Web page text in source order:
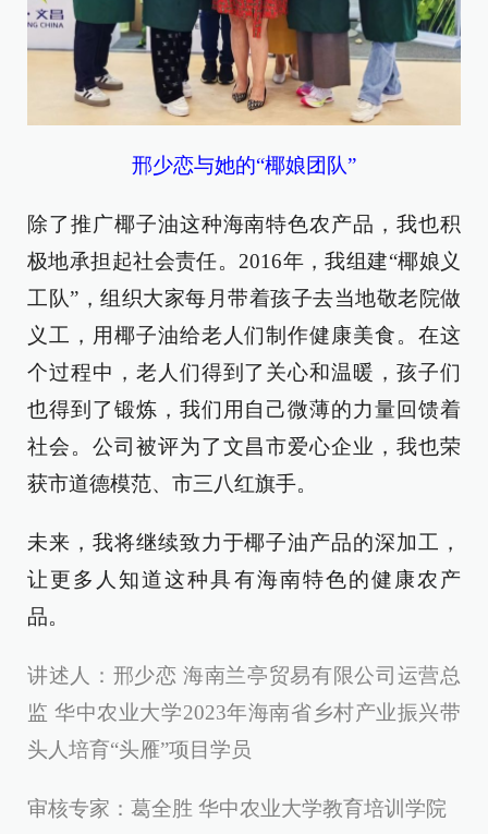
邢少恋与她的“椰娘团队”
除了推广椰子油这种海南特色农产品，我也积
极地承担起社会责任。2016年，我组建“椰娘义
工队”，组织大家每月带着孩子去当地敬老院做
义工，用椰子油给老人们制作健康美食。在这
个过程中，老人们得到了关心和温暖，孩子们
也得到了锻炼，我们用自己微薄的力量回馈着
社会。公司被评为了文昌市爱心企业，我也荣
获市道德模范、市三八红旗手。
未来，我将继续致力于椰子油产品的深加工，
让更多人知道这种具有海南特色的健康农产
品。
讲述人：邢少恋 海南兰亭贸易有限公司运营总
监 华中农业大学2023年海南省乡村产业振兴带
头人培育“头雁”项目学员
审核专家：葛全胜 华中农业大学教育培训学院